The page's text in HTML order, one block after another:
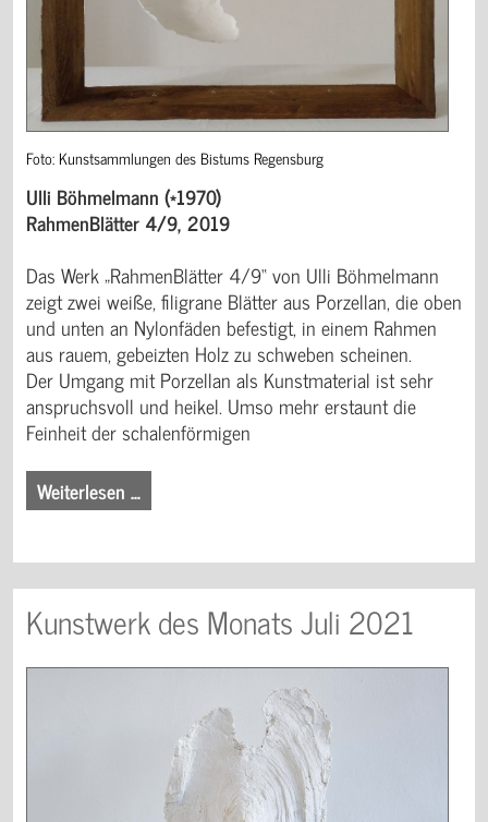
Foto: Kunstsammlungen des Bistums Regensburg
Ulli Böhmelmann (*1970)
RahmenBlätter 4/9, 2019
Das Werk „RahmenBlätter 4/9“ von Ulli Böhmelmann
zeigt zwei weiße, filigrane Blätter aus Porzellan, die oben
und unten an Nylonfäden befestigt, in einem Rahmen
aus rauem, gebeizten Holz zu schweben scheinen.
Der Umgang mit Porzellan als Kunstmaterial ist sehr
anspruchsvoll und heikel. Umso mehr erstaunt die
Feinheit der schalenförmigen
Weiterlesen …
Kunstwerk des Monats Juli 2021